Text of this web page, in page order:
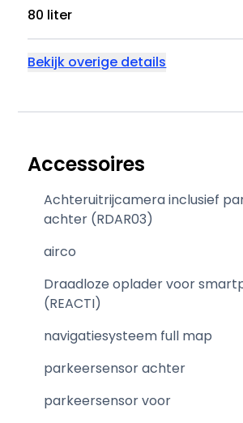
80 liter
Bekijk overige details
Accessoires
Achteruitrijcamera inclusief
achter (RDAR03)
airco
Draadloze oplader voor
(REACTI)
navigatiesysteem full map
parkeersensor achter
parkeersensor voor